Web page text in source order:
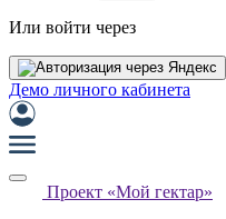
Или войти через
Демо личного кабинета
Проект «Мой гектар»